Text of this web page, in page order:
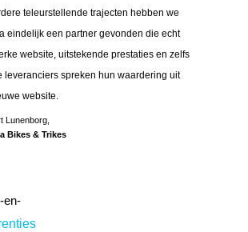
Lunenborg,
Bikes & Trikes
teleurstellende trajecten hebben we
eindelijk een partner gevonden die echt
website, uitstekende prestaties en zelfs
leveranciers spreken hun waardering uit
website.
teleurstellende trajecten hebben we met